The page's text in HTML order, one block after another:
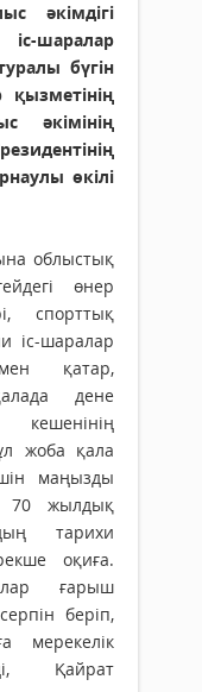
әкімдігі
шаралар
бүгін
қызметінің
әкімінің
өкілі
облыстық
өнер
спорттық
іс-шаралар
қатар,
дене
жоба қала
маңызды
70 жылдық
тарихи
оқиға.
ғарыш
беріп,
мерекелік
Қайрат